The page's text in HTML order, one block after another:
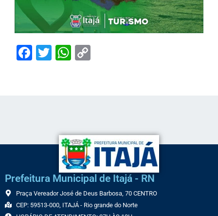
Facebook
TwitterWhatsApp
Prefeitura Municipal de Itajá - RN
Praça Vereador José de Deus Barbosa, 70 CENTRO
CEP: 59513-000, ITAJÁ - Rio grande do Norte